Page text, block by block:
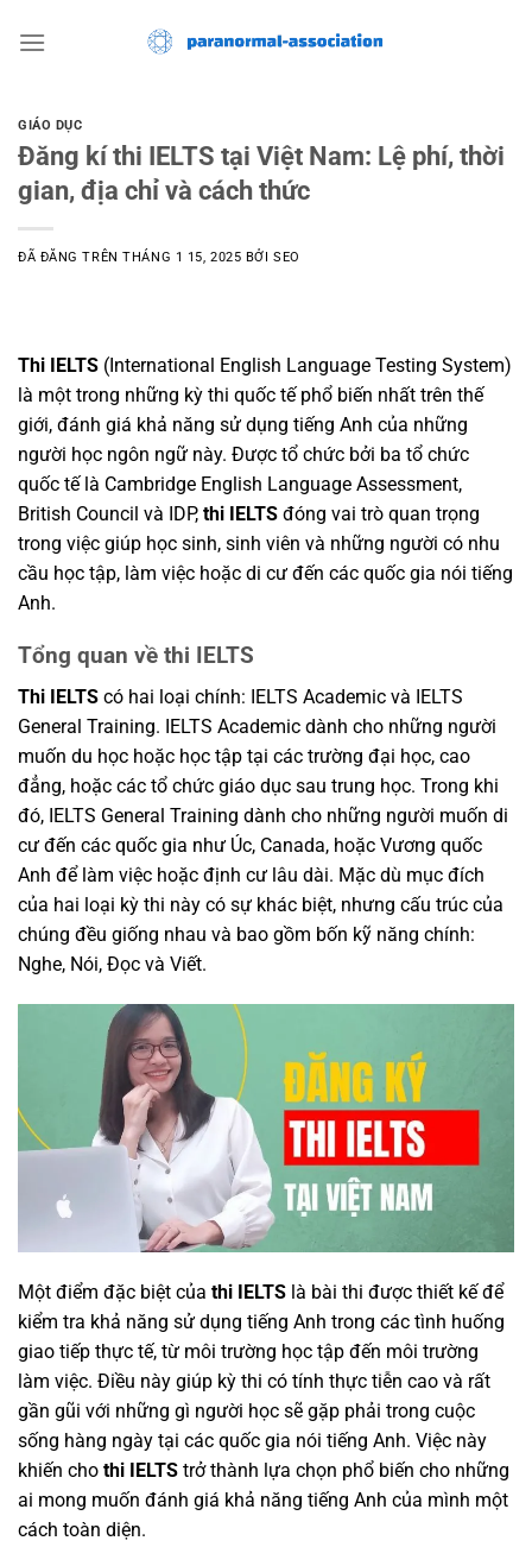
đến
GIÁO DỤC
Đăng kí thi IELTS tại Việt Nam: Lệ phí, thời
gian, địa chỉ và cách thức
ĐÃ ĐĂNG TRÊNTHÁNG 1 15, 2025 BỞISEO
Thi IELTS (International English Language Testing System)
là một trong những kỳ thi quốc tế phổ biến nhất trên thế
giới, đánh giá khả năng sử dụng tiếng Anh của những
người học ngôn ngữ này. Được tổ chức bởi ba tổ chức
quốc tế là Cambridge English Language Assessment,
British Council và IDP, thi IELTS đóng vai trò quan trọng
trong việc giúp học sinh, sinh viên và những người có nhu
cầu học tập, làm việc hoặc di cư đến các quốc gia nói tiếng
Anh.
Tổng quan về thi IELTS
Thi IELTS có hai loại chính: IELTS Academic và IELTS
General Training. IELTS Academic dành cho những người
muốn du học hoặc học tập tại các trường đại học, cao
đẳng, hoặc các tổ chức giáo dục sau trung học. Trong khi
đó, IELTS General Training dành cho những người muốn di
cư đến các quốc gia như Úc, Canada, hoặc Vương quốc
Anh để làm việc hoặc định cư lâu dài. Mặc dù mục đích
của hai loại kỳ thi này có sự khác biệt, nhưng cấu trúc của
chúng đều giống nhau và bao gồm bốn kỹ năng chính:
Nghe, Nói, Đọc và Viết.
Một điểm đặc biệt của thi IELTS là bài thi được thiết kế để
kiểm tra khả năng sử dụng tiếng Anh trong các tình huống
giao tiếp thực tế, từ môi trường học tập đến môi trường
làm việc. Điều này giúp kỳ thi có tính thực tiễn cao và rất
gần gũi với những gì người học sẽ gặp phải trong cuộc
sống hàng ngày tại các quốc gia nói tiếng Anh. Việc này
khiến cho thi IELTS trở thành lựa chọn phổ biến cho những
ai mong muốn đánh giá khả năng tiếng Anh của mình một
cách toàn diện.